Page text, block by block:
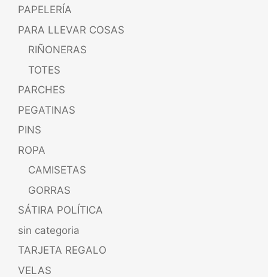
PAPELERÍA
PARA LLEVAR COSAS
RIÑONERAS
TOTES
PARCHES
PEGATINAS
PINS
ROPA
CAMISETAS
GORRAS
SÁTIRA POLÍTICA
sin categoria
TARJETA REGALO
VELAS